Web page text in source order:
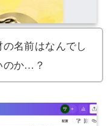
名前はなんでし
のか…？